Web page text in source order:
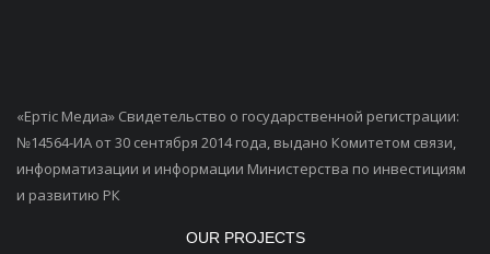
«Ертiс Медиа» Свидетельство о государственной регистрации:
№14564-ИА от 30 сентября 2014 года, выдано Комитетом связи,
информатизации и информации Министерства по инвестициям
и развитию РК
OUR PROJECTS